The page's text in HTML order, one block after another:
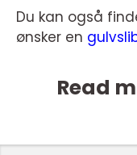
Du kan også
ønsker en
Read